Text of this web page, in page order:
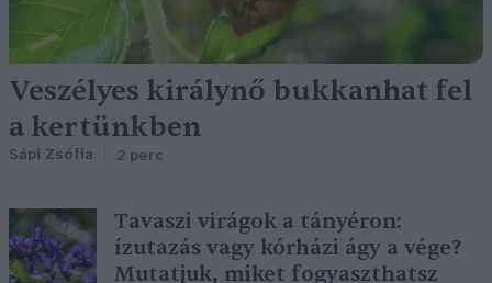
Veszélyes királynő bukkanhat fel
a kertünkben
Sápi Zsófia 2 perc
Tavaszi virágok a tányéron:
ízutazás vagy kórházi ágy a vége?
Mutatjuk, miket fogyaszthatsz